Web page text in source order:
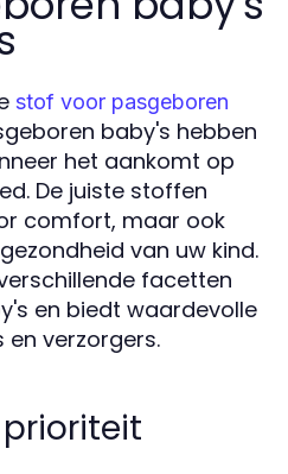
stof voor pasgeboren
baby's hebben
het aankomt op
De juiste stoffen
comfort, maar ook
van uw kind.
facetten
en biedt waardevolle
en verzorgers.